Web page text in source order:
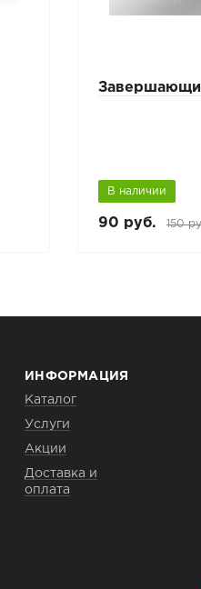
В наличии
90 руб. 150
ИНФОРМАЦИЯ
Каталог
Услуги
Акции
Доставка и
оплата